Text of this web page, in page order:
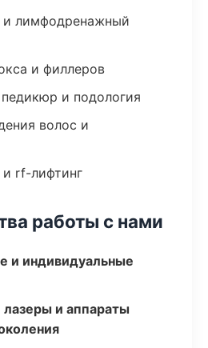
и лимфодренажный
и филлеров
и подология
волос и
и rf-лифтинг
работы с нами
и индивидуальные
и аппараты